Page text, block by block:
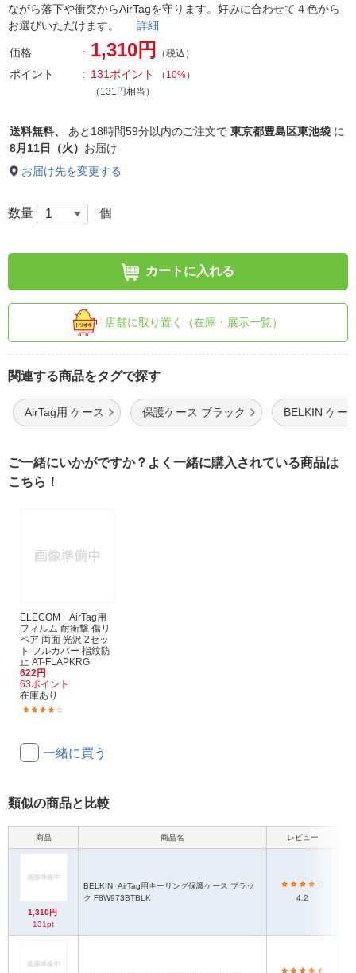
ながら落下や衝突からAirTagを守ります。好みに合わせて４色から
お選びいただけます。 詳細
価格 1,310円 （税込）
ポイント 131ポイント （ 10%）
（131円相当）
送料無料、 あと 18時間59分以内のご注文で 東京都豊島区東池袋 に
8月11日（火） お届け
お届け先を変更する
数量 個
カートに入れる
店舗に取り置く（在庫・展示一覧）
関連する商品をタグで探す
AirTag用 ケース 保護ケース ブラック BELKIN ケー
ご一緒にいかがですか？よく一緒に購入されている商品は
こちら！
ELECOM AirTag用
フィルム 耐衝撃 傷リ
ペア 両面 光沢 2セッ
ト フルカバー 指紋防
止 AT-FLAPKRG
622円
63ポイント
在庫あり
一緒に買う
類似の商品と比較
商品 商品名 レビュー
1,310円
131pt
BELKIN
ク F8W973BTBLK
4.2